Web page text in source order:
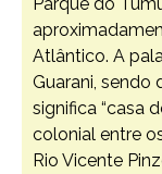
Atlântico. A
Guarani, sendo
significa “casa
colonial entre
Rio Vicente